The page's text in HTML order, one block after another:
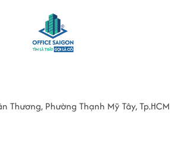
Thương, Phường Thạnh Mỹ Tây, Tp.HCM